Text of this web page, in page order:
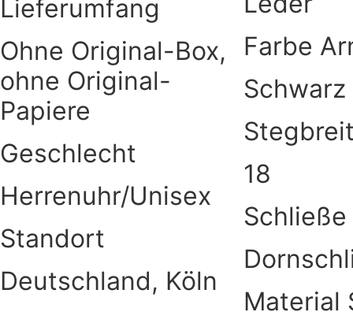
Lieferumfang
Ohne Original-Box,
ohne Original-
Papiere
Geschlecht
Herrenuhr/Unisex
Standort
Deutschland, Köln
Farbe
Schwarz
18
Schließe
Material